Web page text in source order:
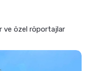
ve özel röportajlar